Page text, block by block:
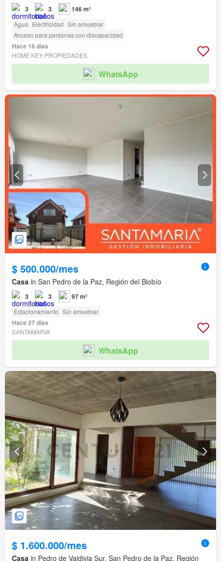
3 3 146 m²
Agua Electricidad Sin amueblar
Acceso para personas con discapacidad
Hace 16 días
HOME KEY PROPIEDADES
WhatsApp
$ 500.000/mes
Casa in San Pedro de la Paz, Región del Biobío
3 3 97 m²
Estacionamiento Sin amueblar
Hace 27 días
SANTAMARIA
WhatsApp
$ 1.600.000/mes
Casa in Pedro de Valdivia Sur, San Pedro de la Paz, Región